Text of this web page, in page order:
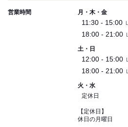
営業時間 月・木・金
11:30 - 15:00
18:00 - 21:00
土・日
12:00 - 15:00
18:00 - 21:00
火・水
定休日
【定休日】
休日の月曜日